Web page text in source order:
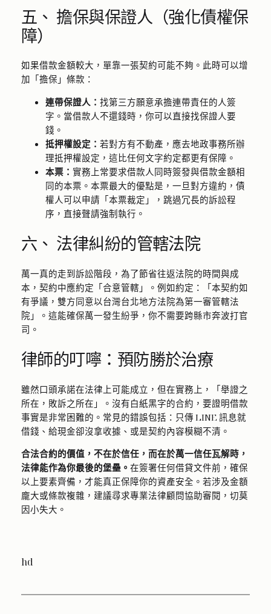
五、 擔保與保證人（強化債權保
障）
如果借款金額較大，單靠一張契約可能不夠。此時可以增
加「擔保」條款：
連帶保證人： 找第三方願意承擔連帶責任的人簽
字。當借款人不還錢時，你可以直接找保證人要
錢。
抵押權設定： 若對方有不動產，應去地政事務所辦
理抵押權設定，這比任何文字約定都更有保障。
本票： 實務上常要求借款人同時簽發與借款金額相
同的本票。本票最大的優點是，一旦對方違約，債
權人可以申請「本票裁定」，跳過冗長的訴訟程
序，直接聲請強制執行。
六、 法律糾紛的管轄法院
萬一真的走到訴訟階段，為了節省往返法院的時間與成
本，契約中應約定「合意管轄」。例如約定：「本契約如
有爭議，雙方同意以台灣台北地方法院為第一審管轄法
院」。這能確保萬一發生紛爭，你不需要跨縣市奔波打官
司。
律師的叮嚀：預防勝於治療
雖然口頭承諾在法律上可能成立，但在實務上，「舉證之
所在，敗訴之所在」。沒有白紙黑字的合約，要證明借款
事實是非常困難的。常見的錯誤包括：只傳 LINE 訊息就
借錢、給現金卻沒拿收據、或是契約內容模糊不清。
合法合約的價值，不在於信任，而在於萬一信任瓦解時，
法律能作為你最後的堡壘。 在簽署任何借貸文件前，確保
以上要素齊備，才能真正保障你的資產安全。若涉及金額
龐大或條款複雜，建議尋求專業法律顧問協助審閱，切莫
因小失大。
hd